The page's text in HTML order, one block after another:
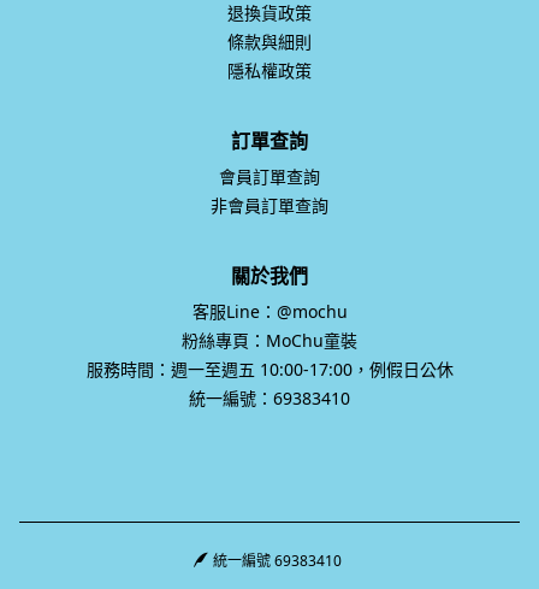
退換貨政策
條款與細則
隱私權政策
訂單查詢
會員訂單查詢
非會員訂單查詢
關於我們
客服Line：@mochu
粉絲專頁：MoChu童裝
服務時間：週一至週五 10:00-17:00，例假日公休
統一編號：69383410
統一編號 69383410